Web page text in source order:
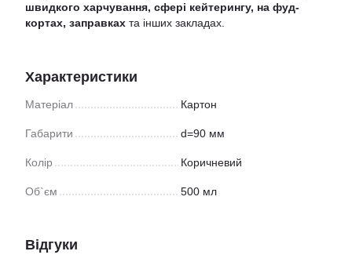
швидкого харчування, сфері кейтерингу, на фуд-
кортах, заправках та інших закладах.
Характеристики
Матеріал Картон
Габарити d=90 мм
Колір Коричневий
Об`єм 500 мл
Відгуки